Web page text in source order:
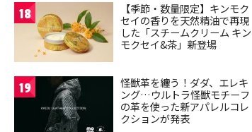
18
【季節・数量限定】キンモク
セイの香りを天然精油で再現
した「スチームクリーム キン
モクセイ&茶」新登場
19
怪獣革を纏う！ダダ、エレキ
ング…ウルトラ怪獣モチーフ
の革を使った新アパレルコレ
クションが発表